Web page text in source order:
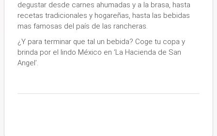
degustar desde carnes ahumadas y a la brasa, hasta
recetas tradicionales y hogareñas, hasta las bebidas
mas famosas del país de las rancheras.
¿Y para terminar que tal un bebida? Coge tu copa y
brinda por el lindo México en ‘La Hacienda de San
Angel’.